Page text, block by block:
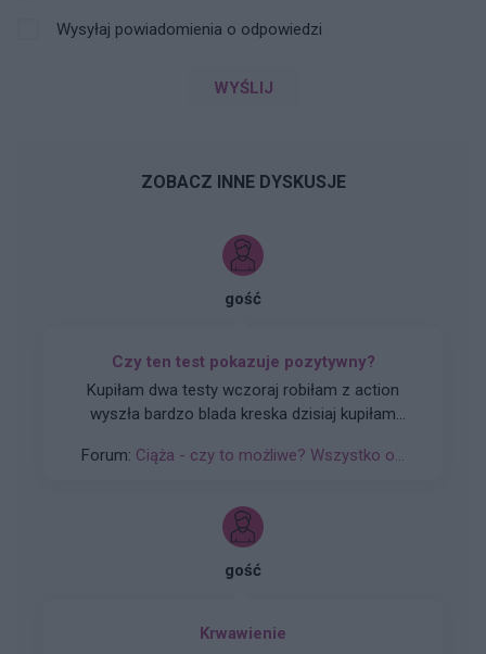
Wysyłaj powiadomienia o odpowiedzi
WYŚLIJ
ZOBACZ INNE DYSKUSJE
gość
Czy ten test pokazuje pozytywny?
Kupiłam dwa testy wczoraj robiłam z action
wyszła bardzo blada kreska dzisiaj kupiłam
pozytywny czy to kreska parowa
Forum: Ciąża - czy to możliwe? Wszystko o...
gość
Krwawienie